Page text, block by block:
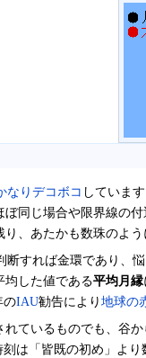
なりデコボコ しています
同じ場合や限界線の
、あたかも数珠のよう
すれば金環であり、悩
均した値である平均月縁
のIAU勧告により地球の
ているものでも、谷か
は「皆既の初め」よ